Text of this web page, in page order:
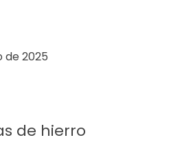
de 2025
de hierro